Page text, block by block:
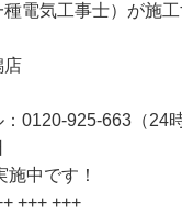
電気工事士）が施
店
0120-925-663（24
施中です！
+++ +++